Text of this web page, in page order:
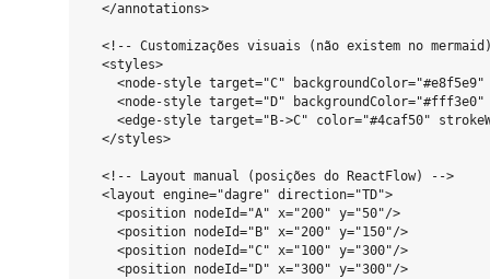
  </annotations>
<!-- Customizações visuais (não existem no
  <styles>
<node-style target="C"
<node-style target="D"
<edge-style target="B->C" color="#4caf50"
  </styles>
  <!-- Layout manual (posições do ReactFlow) -->
  <layout engine="dagre" direction="TD">
    <position nodeId="A" x="200" y="50"/>
    <position nodeId="B" x="200" y="150"/>
    <position nodeId="C" x="100" y="300"/>
    <position nodeId="D" x="300" y="300"/>